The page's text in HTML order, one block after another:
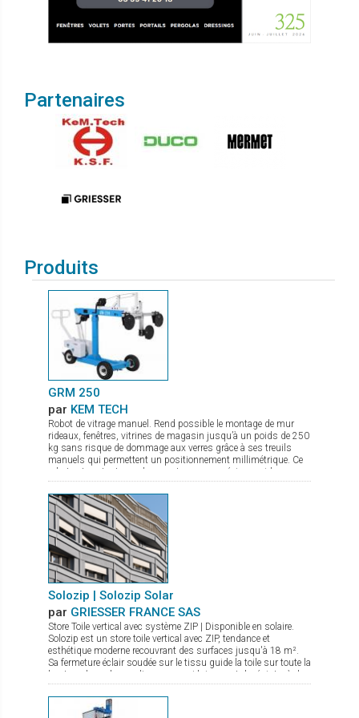
Partenaires
Produits
GRM 250
par KEM TECH
Robot de vitrage manuel. Rend possible le montage de mur
rideaux, fenêtres, vitrines de magasin jusqu’à un poids de 250
kg sans risque de dommage aux verres grâce à ses treuils
manuels qui permettent un positionnement millimétrique. Ce
robot est surtout pour les monteurs une précieuse aide
puisque la pose des lourds vitrages se fait pratiquement sans
effort physique. Pour l’entreprise c’est de plus une importante
diminution du coût du montage puisque 1 monteur suffit pour
la pose de vitrage jusqu’à 250 kg environ. Il se transporte
aisément dans tout véhicule entièrement assemblé ou
partiellement démonté. C’est de plus un appareil de levage idéal
pour une utilisation en atelier, pour la pose de verre sur une
table de travail. De par sa construction le transport de verre
latéral est aussi possible. Il est pourvu de 3 ventouses de
sécurité à pompe (levage unitaire 140 kg). Pourvu d’un crochet
en option, c’est aussi une grue mobile sur chantier
Solozip | Solozip Solar
par GRIESSER FRANCE SAS
Store Toile vertical avec système ZIP | Disponible en solaire.
Solozip est un store toile vertical avec ZIP, tendance et
esthétique moderne recouvrant des surfaces jusqu'à 18 m².
Sa fermeture éclair soudée sur le tissu guide la toile sur toute la
hauteur dans des coulisses, ce qui lui permet de résister à des
vents allant jusqu'à 92km/h. Solidement en place, la toile est
ainsi parfaitement tendue, et maintenue en toute sécurité. Il
existe diverses possibilités pour répondre à toutes les envies :